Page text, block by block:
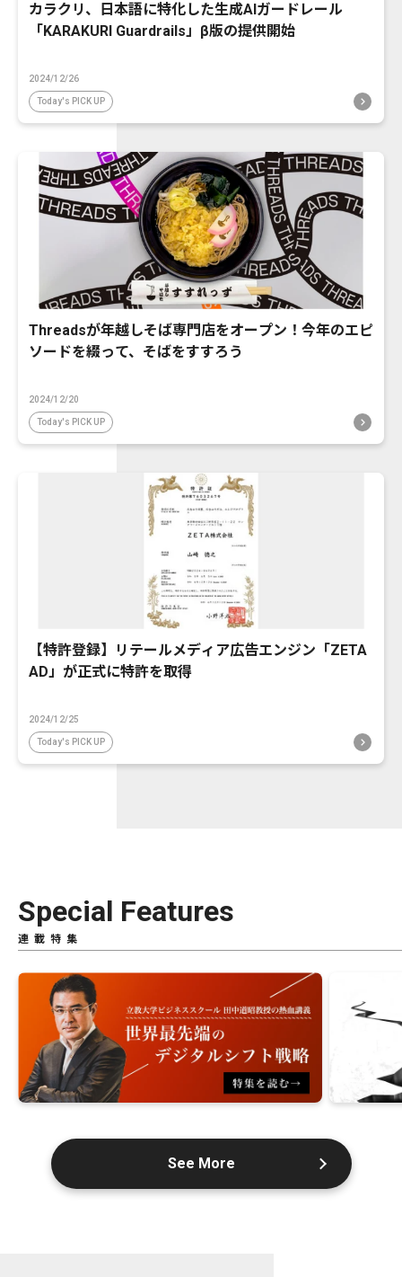
カラクリ、日本語に特化した生成AIガードレール
「KARAKURI Guardrails」β版の提供開始
2024/12/26
Today's PICK UP
Threadsが年越しそば専門店をオープン！今年のエピ
ソードを綴って、そばをすすろう
2024/12/20
Today's PICK UP
【特許登録】リテールメディア広告エンジン「ZETA
AD」が正式に特許を取得
2024/12/25
Today's PICK UP
Special Features
連載特集
See More